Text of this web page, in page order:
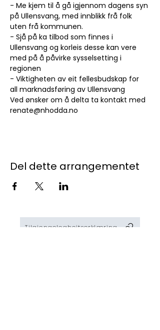
- Me kjem til å gå igjennom dagens syn
på Ullensvang, med innblikk frå folk
uten frå kommunen.
- Sjå på ka tilbod som finnes i
Ullensvang og korleis desse kan vere
med på å påvirke sysselsetting i
regionen
- Viktigheten av eit fellesbudskap for
all marknadsføring av Ullensvang
Ved ønsker om å delta ta kontakt med
renate@nhodda.no
Del dette arrangementet
Tilgjengelegheitserklæring